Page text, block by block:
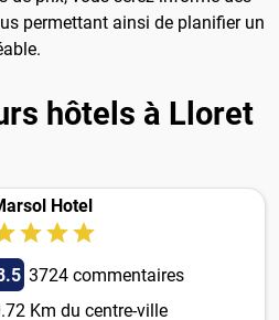
permettant ainsi de planifier un
hôtels à Lloret
Hotel
3724 commentaires
Km du centre-ville